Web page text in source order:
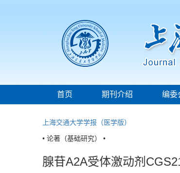
首页 期刊介绍 编委
上海交通大学学报（医学版）
• 论著（基础研究） •
腺苷A2A受体激动剂